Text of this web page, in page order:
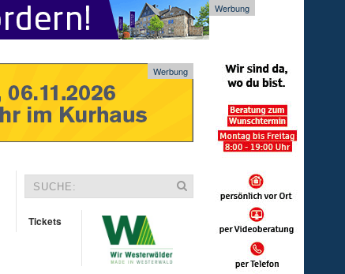
Werbung
Werbung
Tickets